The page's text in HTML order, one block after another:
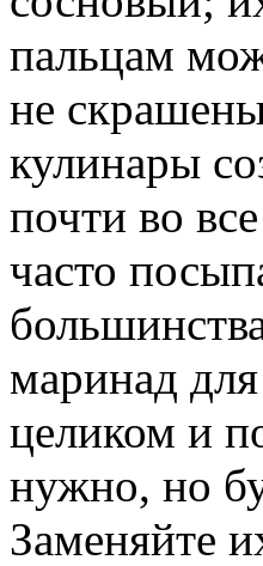
пальцам
не
кулинары
почти во
часто
маринад
целиком и
нужно, но
Заменяйте